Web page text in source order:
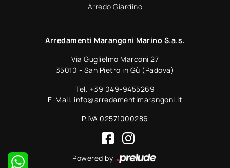
Arredo Giardino
Arredamenti Marangoni Marino S.a.s.
Via Guglielmo Marconi 27
35010 - San Pietro in Gù (Padova)
Tel. +39 049-9455269
E-Mail. info@arredamentimarangoni.it
P.IVA 02571000286
Powered by